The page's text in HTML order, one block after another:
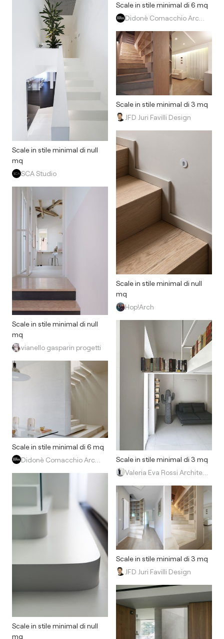
Scale in stile minimal di null
mq
SCA Studio
Scale in stile minimal di null
mq
vianello gasparin progetti
Scale in stile minimal di 6 mq
Scale in stile minimal di null
mq
Scale in stile minimal di 6 mq
Scale in stile minimal di 3 mq
JFD Juri Favilli Design
Scale in stile minimal di null
mq
Hop!Arch
Scale in stile minimal di 3 mq
Scale in stile minimal di 3 mq
JFD Juri Favilli Design